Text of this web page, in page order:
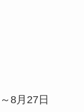
8月27日